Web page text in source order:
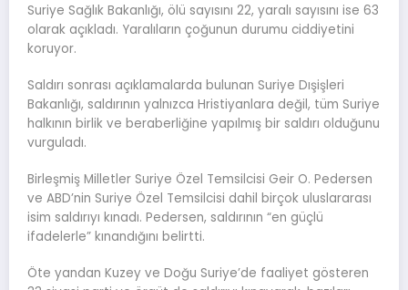
Suriye Sağlık Bakanlığı, ölü sayısını 22, yaralı sayısını ise 63
olarak açıkladı. Yaralıların çoğunun durumu ciddiyetini
koruyor.
Saldırı sonrası açıklamalarda bulunan Suriye Dışişleri
Bakanlığı, saldırının yalnızca Hristiyanlara değil, tüm Suriye
halkının birlik ve beraberliğine yapılmış bir saldırı olduğunu
vurguladı.
Birleşmiş Milletler Suriye Özel Temsilcisi Geir O. Pedersen
ve ABD’nin Suriye Özel Temsilcisi dahil birçok uluslararası
isim saldırıyı kınadı. Pedersen, saldırının “en güçlü
ifadelerle” kınandığını belirtti.
Öte yandan Kuzey ve Doğu Suriye’de faaliyet gösteren